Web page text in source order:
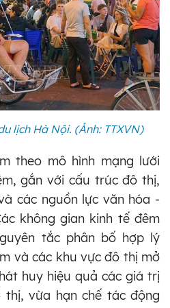
lịch Hà Nội. (Ảnh: TTXVN)
theo mô hình mạng lưới
gắn với cấu trúc đô thị,
các nguồn lực văn hóa -
không gian kinh tế đêm
tắc phân bố hợp lý
và các khu vực đô thị mở
huy hiệu quả các giá trị
vừa hạn chế tác động